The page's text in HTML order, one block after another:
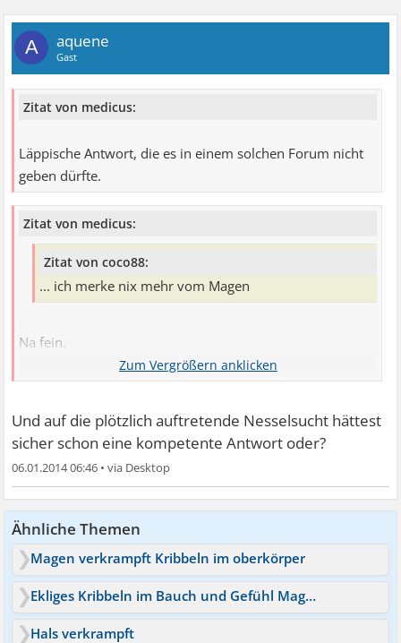
A aquene
Gast
Zitat von medicus:
Läppische Antwort, die es in einem solchen Forum nicht
geben dürfte.
Zitat von medicus:
Zitat von coco88:
... ich merke nix mehr vom Magen
Na fein.
Das war ja eine schnelle "Heilung".
Und auf die plötzlich auftretende Nesselsucht hättest
sicher schon eine kompetente Antwort oder?
06.01.2014 06:46 •
Ähnliche Themen
Magen verkrampft Kribbeln im oberkörper
Ekliges Kribbeln im Bauch und Gefühl Magen verkrampft
Hals verkrampft